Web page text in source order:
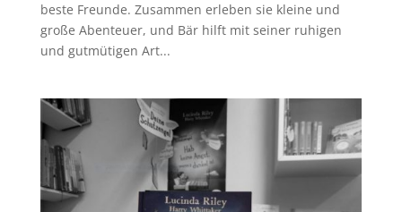
beste Freunde. Zusammen erleben sie kleine und
große Abenteuer, und Bär hilft mit seiner ruhigen
und gutmütigen Art...